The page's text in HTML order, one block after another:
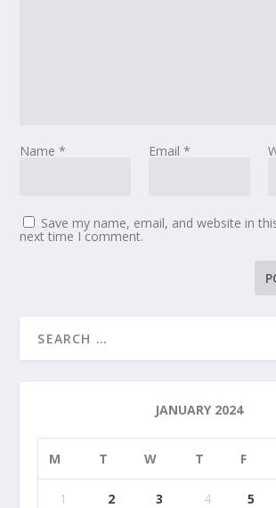
Name* Email *
Save my name, email, and website in
next time I comment.
JANUARY 2024
M T W T F
1 2 3 4 5